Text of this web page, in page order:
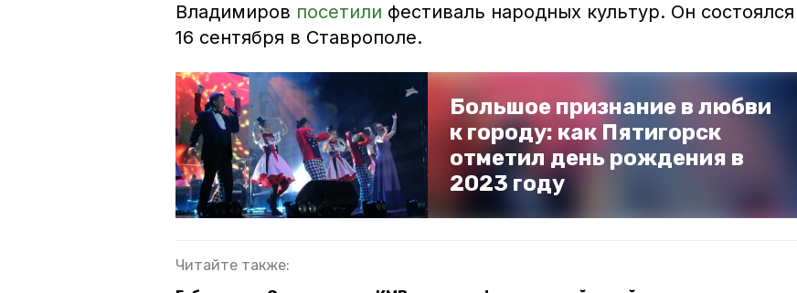
Владимиров посетили фестиваль народных культур. Он состоялся
16 сентября в Ставрополе.
Большое признание в любви
к городу: как Пятигорск
отметил день рождения в
2023 году
Читайте также: